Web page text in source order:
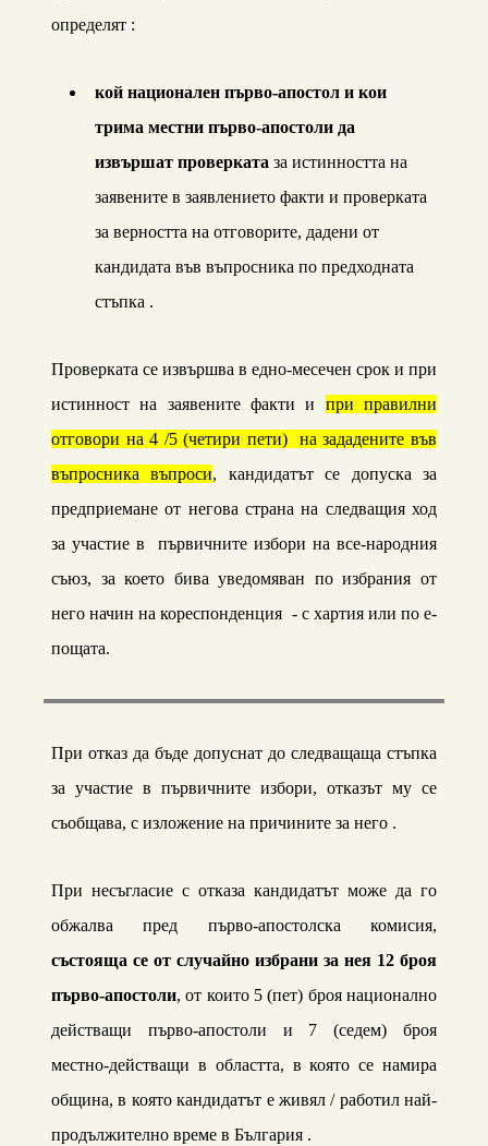
определят :
кой национален първо-апостол и кои
трима местни първо-апостоли да
извършат проверката за истинността на
заявените в заявлението факти и проверката
за верността на отговорите, дадени от
кандидата във въпросника по предходната
стъпка .
Проверката се извършва в едно-месечен срок и при
истинност на заявените факти и при правилни
отговори на 4 /5 (четири пети) на зададените във
въпросника въпроси, кандидатът се допуска за
предприемане от негова страна на следващия ход
за участие в първичните избори на все-народния
съюз, за което бива уведомяван по избрания от
него начин на кореспонденция - с хартия или по е-
пощата.
При отказ да бъде допуснат до следващаща стъпка
за участие в първичните избори, отказът му се
съобщава, с изложение на причините за него .
При несъгласие с отказа кандидатът може да го
обжалва пред първо-апостолска комисия,
състояща се от случайно избрани за нея 12 броя
първо-апостоли, от които 5 (пет) броя национално
действащи първо-апостоли и 7 (седем) броя
местно-действащи в областта, в която се намира
община, в която кандидатът е живял / работил най-
продължително време в България .